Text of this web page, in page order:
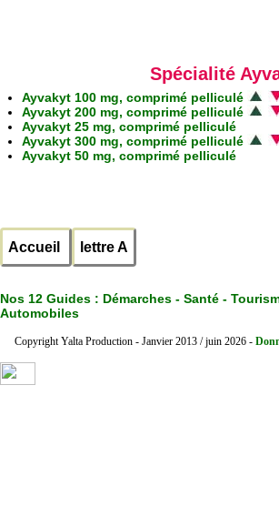
Spécialité
Ayvakyt 100 mg, comprimé pelliculé
Ayvakyt 200 mg, comprimé pelliculé
Ayvakyt 25 mg, comprimé pelliculé
Ayvakyt 300 mg, comprimé pelliculé
Ayvakyt 50 mg, comprimé pelliculé
Accueil lettre A
Nos 12 Guides : Démarches - Santé -
Automobiles
Copyright Yalta Production - Janvier 2013 / juin 2026 -